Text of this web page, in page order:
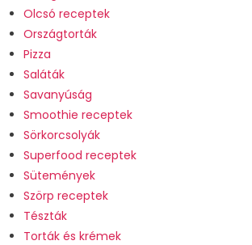
Olcsó receptek
Országtorták
Pizza
Saláták
Savanyúság
Smoothie receptek
Sörkorcsolyák
Superfood receptek
Sütemények
Szörp receptek
Tészták
Torták és krémek